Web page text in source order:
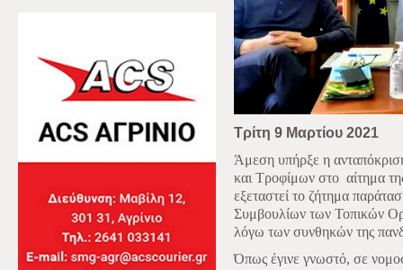
Τρίτη 9 Μαρτίου 2021
Άμεση υπήρξε η
και Τροφίμων στο αίτημα
εξεταστεί το ζήτημα
Συμβουλίων των Τοπικών
λόγω των συνθηκών της
Όπως έγινε γνωστό, σε